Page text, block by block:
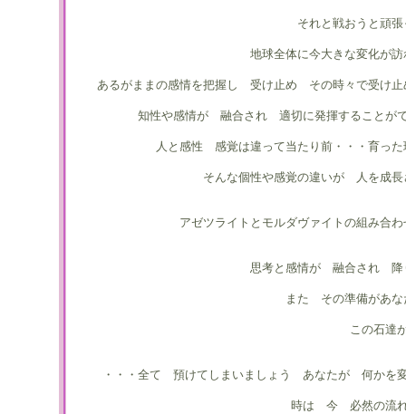
それと戦おうと頑
地球全体に今大きな変化が
あるがままの感情を把握し 受け止め その時々で受け
知性や感情が 融合され 適切に発揮することが
人と感性 感覚は違って当たり前・・・育っ
そんな個性や感覚の違いが 人を成長
アゼツライトとモルダヴァイトの組み
思考と感情が 融合され 降
また その準備があな
この石達
・・・全て 預けてしまいましょう あなたが 何かを変
時は 今 必然の流